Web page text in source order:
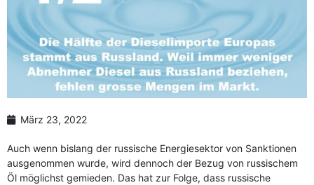
März 23, 2022
Auch wenn bislang der russische Energiesektor von Sanktionen
ausgenommen wurde, wird dennoch der Bezug von russischem
Öl möglichst gemieden. Das hat zur Folge, dass russische